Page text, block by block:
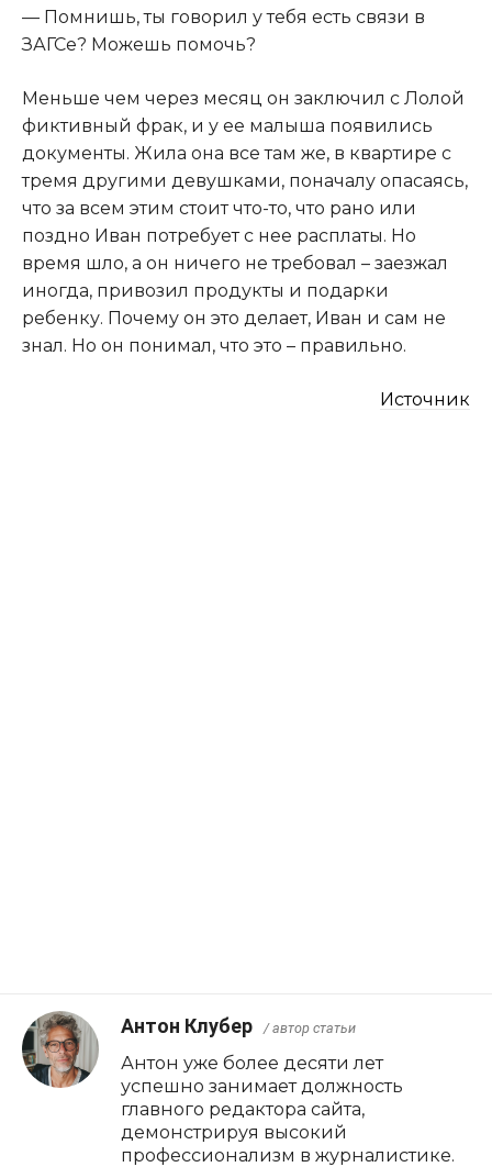
​— Помнишь, ты говорил у тебя есть связи в
ЗАГСе? Можешь помочь?​
​Меньше чем через месяц он заключил с Лолой
фиктивный фрак, и у ее малыша появились
документы. Жила она все там же, в квартире с
тремя другими девушками, поначалу опасаясь,
что за всем этим стоит что-то, что рано или
поздно Иван потребует с нее расплаты. Но
время шло, а он ничего не требовал – заезжал
иногда, привозил продукты и подарки
ребенку. Почему он это делает, Иван и сам не
знал. Но он понимал, что это – правильно.
Источник
Антон Клубер / автор статьи
Антон уже более десяти лет
успешно занимает должность
главного редактора сайта,
демонстрируя высокий
профессионализм в журналистике.